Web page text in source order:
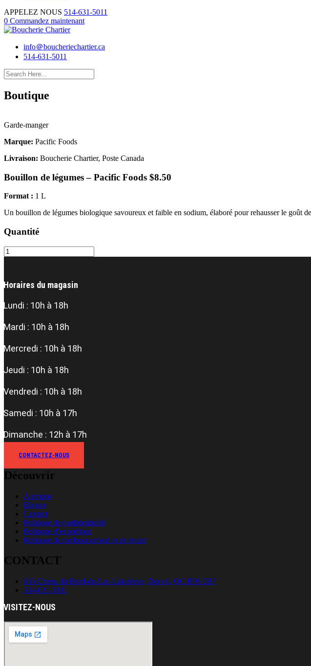
APPELEZ NOUS 514-631-5011
0 Commandez maintenant
info＠boucheriechartier.ca
514-631-5011
Boutique
Garde‑manger
Marque: Pacific Foods
Livraison: Boucherie Chartier, Poste Canada
Bouillon de légumes – Pacific Foods $8.50
Format : 1 L
Un bouillon de légumes biologique savoureux et faible en sodium, élaboré pour rehausser le goût
Quantité
Bouillon
de
Pacific
quantity
Horaires du magasin
Lundi : 10h à 18h
Mardi : 10h à 18h
Mercredi : 10h à 18h
Jeudi : 10h à 18h
Vendredi : 10h à 18h
Samedi : 10h à 17h
Dimanche : 12h à 17h
CONTACTEZ-NOUS
Découvrir
A propos
Blogue
Contact
Politique de confidentialité
Politique d’expédition
Politique de remboursement et de retour
CONTACT
655 Chem. du Bord-du-Lac-Lakeshore, Dorval, QC H9S 2B7
514-631-5011
VISITEZ-NOUS